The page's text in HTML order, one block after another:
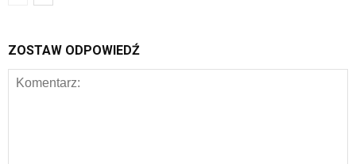
ZOSTAW ODPOWIEDŹ